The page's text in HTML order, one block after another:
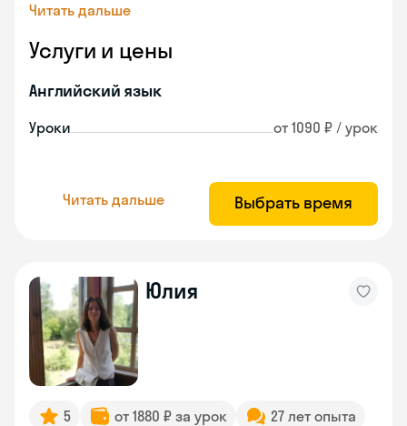
Читать дальше
Услуги и цены
Английский язык
Уроки от 1090 ₽ / урок
Читать дальше Выбрать время
Юлия
5 от 1880 ₽ за урок
27 лет опыта